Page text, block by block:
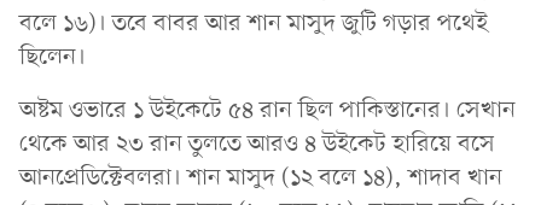
বলে ১৬)। তবে বাবর আর শান মাসুদ জুটি গড়ার পথেই
ছিলেন।
অষ্টম ওভারে ১ উইকেটে ৫৪ রান ছিল পাকিস্তানের। সেখান
থেকে আর ২৩ রান তুলতে আরও ৪ উইকেট হারিয়ে বসে
আনপ্রেডিক্টেবলরা। শান মাসুদ (১২ বলে ১৪), শাদাব খান